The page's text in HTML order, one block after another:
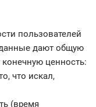
пользователей
дают общую
конечную ценность:
что искал,
(время